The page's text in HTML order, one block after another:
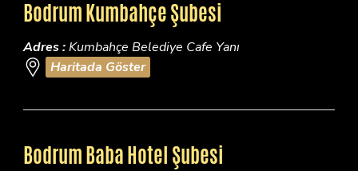
Bodrum Kumbahçe Şubesi
Adres :Kumbahçe Belediye Cafe Yanı
Haritada Göster
Bodrum Baba Hotel Şubesi